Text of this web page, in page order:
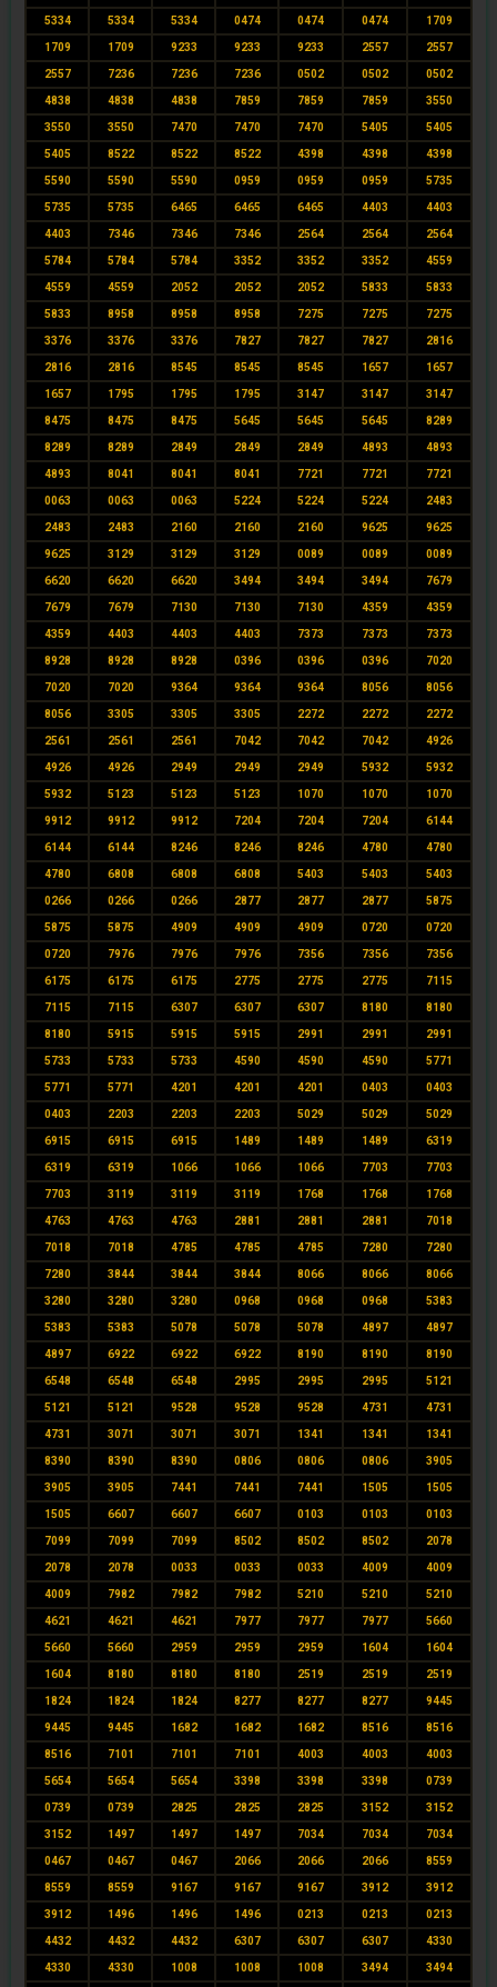
5334 5334 5334 0474 0474 0474 1709
1709 1709 9233 9233 9233 2557 2557
2557 7236 7236 7236 0502 0502 0502
4838 4838 4838 7859 7859 7859 3550
3550 3550 7470 7470 7470 5405 5405
5405 8522 8522 8522 4398 4398 4398
5590 5590 5590 0959 0959 0959 5735
5735 5735 6465 6465 6465 4403 4403
4403 7346 7346 7346 2564 2564 2564
5784 5784 5784 3352 3352 3352 4559
4559 4559 2052 2052 2052 5833 5833
5833 8958 8958 8958 7275 7275 7275
3376 3376 3376 7827 7827 7827 2816
2816 2816 8545 8545 8545 1657 1657
1657 1795 1795 1795 3147 3147 3147
8475 8475 8475 5645 5645 5645 8289
8289 8289 2849 2849 2849 4893 4893
4893 8041 8041 8041 7721 7721 7721
0063 0063 0063 5224 5224 5224 2483
2483 2483 2160 2160 2160 9625 9625
9625 3129 3129 3129 0089 0089 0089
6620 6620 6620 3494 3494 3494 7679
7679 7679 7130 7130 7130 4359 4359
4359 4403 4403 4403 7373 7373 7373
8928 8928 8928 0396 0396 0396 7020
7020 7020 9364 9364 9364 8056 8056
8056 3305 3305 3305 2272 2272 2272
2561 2561 2561 7042 7042 7042 4926
4926 4926 2949 2949 2949 5932 5932
5932 5123 5123 5123 1070 1070 1070
9912 9912 9912 7204 7204 7204 6144
6144 6144 8246 8246 8246 4780 4780
4780 6808 6808 6808 5403 5403 5403
0266 0266 0266 2877 2877 2877 5875
5875 5875 4909 4909 4909 0720 0720
0720 7976 7976 7976 7356 7356 7356
6175 6175 6175 2775 2775 2775 7115
7115 7115 6307 6307 6307 8180 8180
8180 5915 5915 5915 2991 2991 2991
5733 5733 5733 4590 4590 4590 5771
5771 5771 4201 4201 4201 0403 0403
0403 2203 2203 2203 5029 5029 5029
6915 6915 6915 1489 1489 1489 6319
6319 6319 1066 1066 1066 7703 7703
7703 3119 3119 3119 1768 1768 1768
4763 4763 4763 2881 2881 2881 7018
7018 7018 4785 4785 4785 7280 7280
7280 3844 3844 3844 8066 8066 8066
3280 3280 3280 0968 0968 0968 5383
5383 5383 5078 5078 5078 4897 4897
4897 6922 6922 6922 8190 8190 8190
6548 6548 6548 2995 2995 2995 5121
5121 5121 9528 9528 9528 4731 4731
4731 3071 3071 3071 1341 1341 1341
8390 8390 8390 0806 0806 0806 3905
3905 3905 7441 7441 7441 1505 1505
1505 6607 6607 6607 0103 0103 0103
7099 7099 7099 8502 8502 8502 2078
2078 2078 0033 0033 0033 4009 4009
4009 7982 7982 7982 5210 5210 5210
4621 4621 4621 7977 7977 7977 5660
5660 5660 2959 2959 2959 1604 1604
1604 8180 8180 8180 2519 2519 2519
1824 1824 1824 8277 8277 8277 9445
9445 9445 1682 1682 1682 8516 8516
8516 7101 7101 7101 4003 4003 4003
5654 5654 5654 3398 3398 3398 0739
0739 0739 2825 2825 2825 3152 3152
3152 1497 1497 1497 7034 7034 7034
0467 0467 0467 2066 2066 2066 8559
8559 8559 9167 9167 9167 3912 3912
3912 1496 1496 1496 0213 0213 0213
4432 4432 4432 6307 6307 6307 4330
4330 4330 1008 1008 1008 3494 3494